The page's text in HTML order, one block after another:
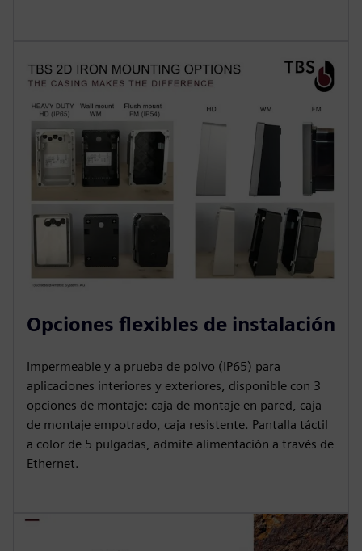
Opciones flexibles de instalación
Impermeable y a prueba de polvo (IP65) para
aplicaciones interiores y exteriores, disponible con 3
opciones de montaje: caja de montaje en pared, caja
de montaje empotrado, caja resistente. Pantalla táctil
a color de 5 pulgadas, admite alimentación a través de
Ethernet.